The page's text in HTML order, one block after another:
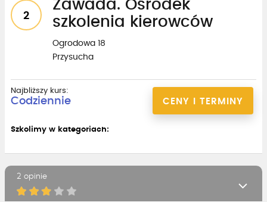
2
Zawada. Ośrodek
szkolenia kierowców
Ogrodowa 18
Przysucha
CENY I TERMINY
Najbliższy kurs:
Codziennie
Szkolimy w kategoriach:
2 opinie